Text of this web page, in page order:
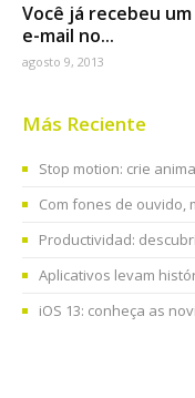
Você já recebeu
e-mail no...
agosto 9, 2013
Más Reciente
Stop motion: crie
Com fones de ouvido,
Productividad:
Aplicativos levam
iOS 13: conheça as